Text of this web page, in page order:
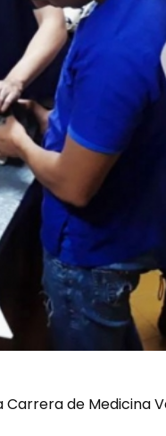
Carrera de Medicina